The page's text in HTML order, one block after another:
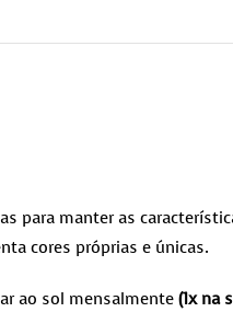
para manter as
cores próprias e únicas.
ao sol mensalmente(1x na